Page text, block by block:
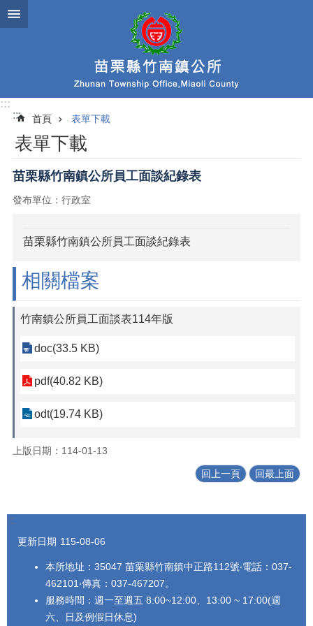
跳到主要內容區塊
:::
:::
首頁 表單下載
表單下載
苗栗縣竹南鎮公所員工面談紀錄表
發布單位：行政室
苗栗縣竹南鎮公所員工面談紀錄表
相關檔案
竹南鎮公所員工面談表114年版
doc(33.5 KB)
pdf(40.82 KB)
odt(19.74 KB)
上版日期：114-01-13
回上一頁 回最上面
:::
更新日期 115-08-06
本所地址：35047 苗栗縣竹南鎮中正路112號‧電話：037-
462101‧傳真：037-467207。
服務時間：週一至週五 8:00~12:00、13:00 ~ 17:00(週
六、日及例假日休息)